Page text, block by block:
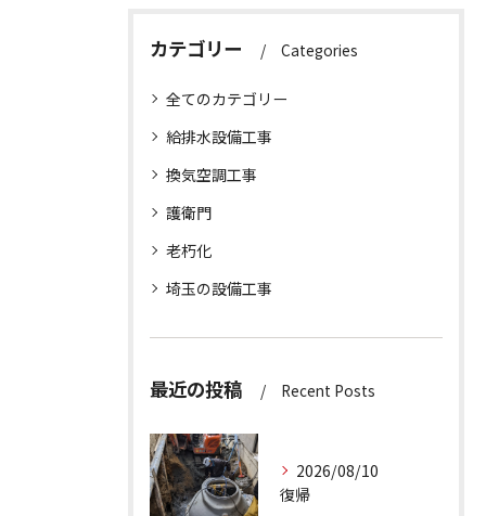
カテゴリー Categories
全てのカテゴリー
給排水設備工事
換気空調工事
護衛門
老朽化
埼玉の設備工事
最近の投稿 Recent Posts
2026/08/10
復帰